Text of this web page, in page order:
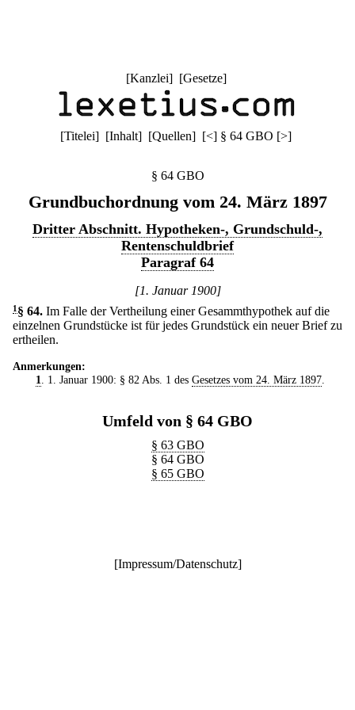
[Kanzlei] [Gesetze]
[Titelei] [Inhalt] [Quellen] [<] § 64 GBO [>]
§ 64 GBO
Grundbuchordnung vom 24. März 1897
Dritter Abschnitt. Hypotheken-, Grundschuld-,
Rentenschuldbrief
Paragraf 64
[1. Januar 1900]
1 § 64. Im Falle der Vertheilung einer Gesammthypothek auf die
einzelnen Grundstücke ist für jedes Grundstück ein neuer Brief zu
ertheilen.
Anmerkungen:
1
. 1. Januar 1900: § 82 Abs. 1 des Gesetzes vom 24. März 1897.
Umfeld von § 64 GBO
§ 63 GBO
§ 64 GBO
§ 65 GBO
[Impressum/Datenschutz]